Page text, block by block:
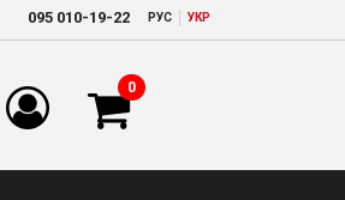
095 010-19-22 РУC | УКР
0